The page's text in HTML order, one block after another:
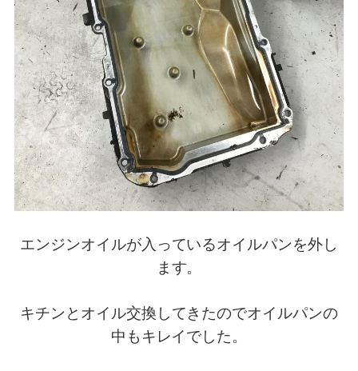
エンジンオイルが入っているオイルパンを外し
ます。
キチンとオイル交換してきたのでオイルパンの
中もキレイでした。